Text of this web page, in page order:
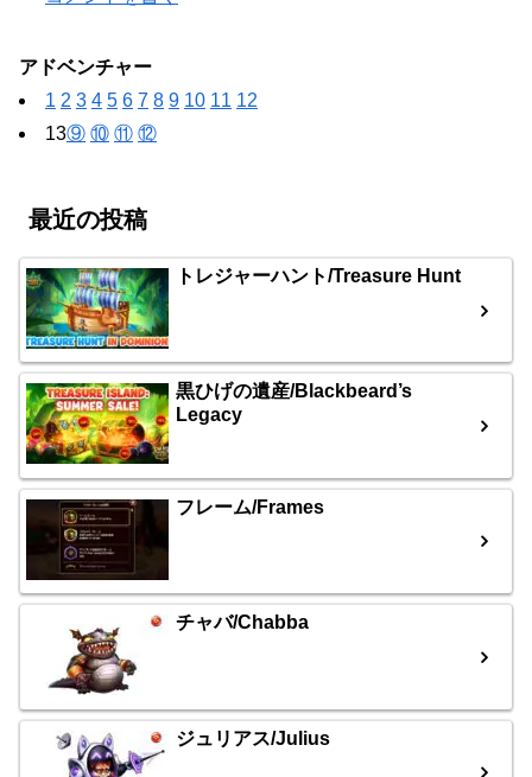
アドベンチャー
1 2 3 4 5 6 7 8 9 10 11 12
13⑨ ⑩ ⑪ ⑫
最近の投稿
トレジャーハント/Treasure Hunt
黒ひげの遺産/Blackbeard’s
Legacy
フレーム/Frames
チャバ/Chabba
ジュリアス/Julius